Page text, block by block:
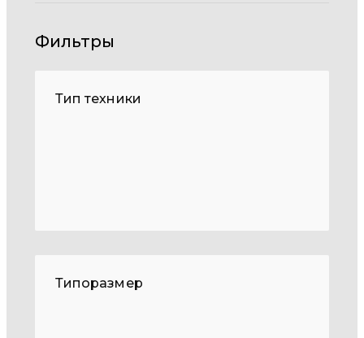
Фильтры
Тип техники
Типоразмер